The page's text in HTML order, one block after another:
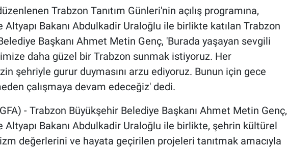
Trabzon Tanıtım Günleri'nin açılış programına,
Altyapı Bakanı Abdulkadir Uraloğlu ile birlikte katılan Trabzon
Başkanı Ahmet Metin Genç, 'Burada yaşayan sevgili
daha güzel bir Trabzon sunmak istiyoruz. Her
şehriyle gurur duymasını arzu ediyoruz. Bunun için gece
çalışmaya devam edeceğiz' dedi.
- Trabzon Büyükşehir Belediye Başkanı Ahmet Metin Genç,
Altyapı Bakanı Abdulkadir Uraloğlu ile birlikte, şehrin kültürel
değerlerini ve hayata geçirilen projeleri tanıtmak amacıyla